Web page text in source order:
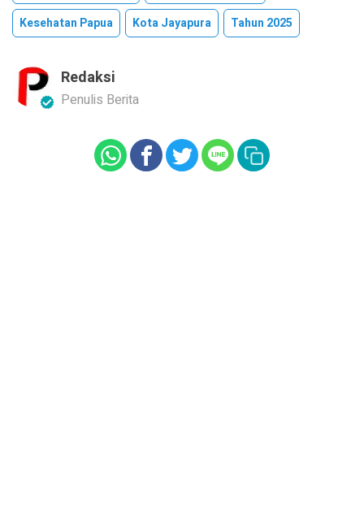
Kesehatan Papua
Kota Jayapura Tahun 2025
Redaksi
Penulis Berita